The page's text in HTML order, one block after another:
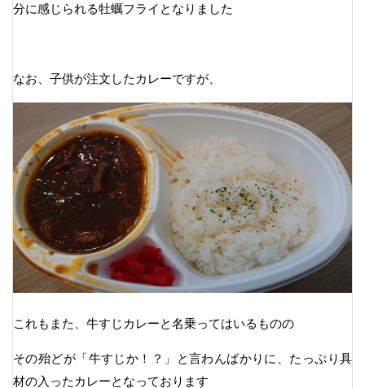
分に感じられる牡蠣フライとなりました
なお、子供が注文したカレーですが、
これもまた、牛すじカレーと名乗ってはいるものの
その殆どが「牛すじか！？」と言わんばかりに、たっぷり具
材の入ったカレーとなっております